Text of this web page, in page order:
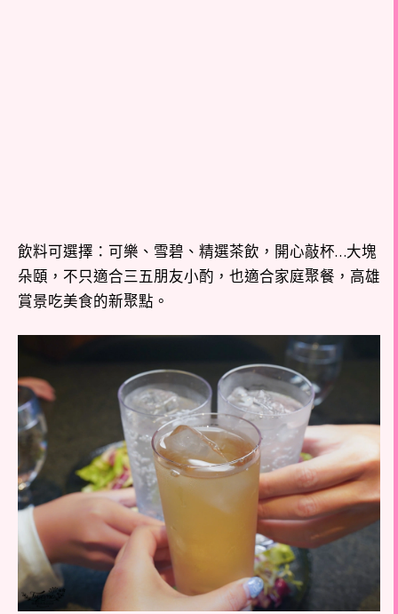
飲料可選擇：可樂、雪碧、精選茶飲，開心敲杯…大塊
朵頤，不只適合三五朋友小酌，也適合家庭聚餐，高雄
賞景吃美食的新聚點。